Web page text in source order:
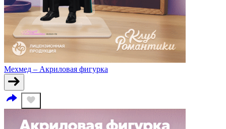
Мехмед – Акриловая фигурка